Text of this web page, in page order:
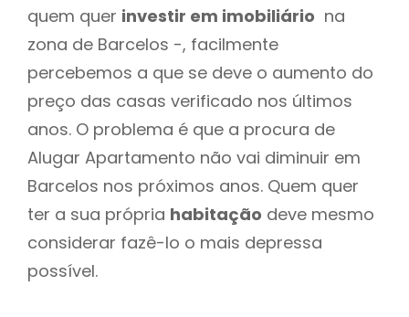
quem quer investir em imobiliário na
zona de Barcelos -, facilmente
percebemos a que se deve o aumento do
preço das casas verificado nos últimos
anos. O problema é que a procura de
Alugar Apartamento não vai diminuir em
Barcelos nos próximos anos. Quem quer
ter a sua própria habitação deve mesmo
considerar fazê-lo o mais depressa
possível.